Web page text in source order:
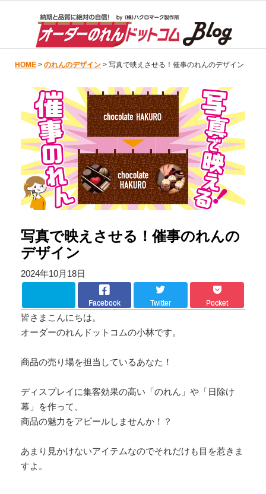
HOME > のれんのデザイン > 写真で映えさせる！催事のれんのデザイン
写真で映えさせる！催事のれんの
デザイン
2024年10月18日
Facebook Twitter Pocket
皆さまこんにちは。
オーダーのれんドットコムの小林です。
商品の売り場を担当しているあなた！
ディスプレイに集客効果の高い「のれん」や「日除け
幕」を作って、
商品の魅力をアピールしませんか！？
あまり見かけないアイテムなのでそれだけも目を惹きま
すよ。